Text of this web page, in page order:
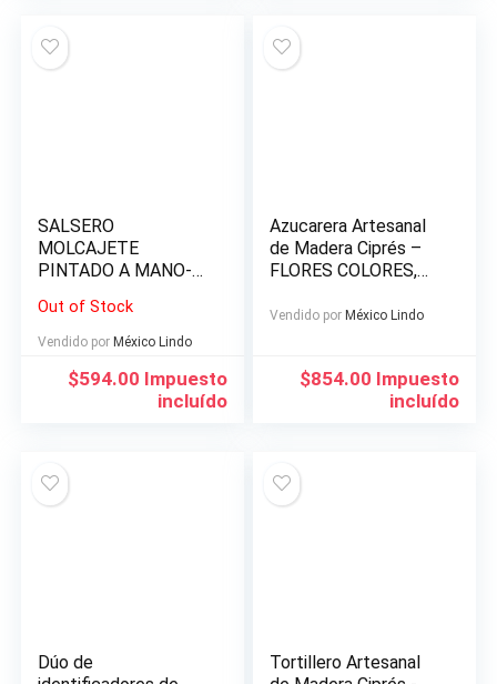
SALSERO
MOLCAJETE
PINTADO A MANO-
sólida. Producto de
Chiapas. HECHO EN
Out of Stock
Vendido por México Lindo
$594.00 Impuesto
incluído
Azucarera Artesanal
de Madera Ciprés –
FLORES COLORES,
Capacidad 600
Vendido por México Lindo
$854.00 Impuesto
incluído
Dúo de
Tortillero Artesanal